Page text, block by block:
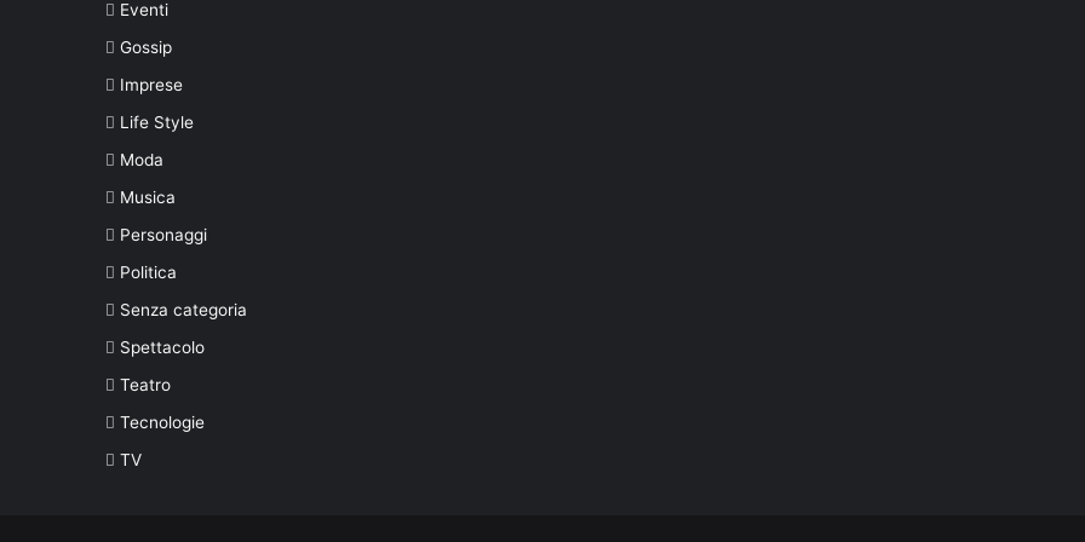
Eventi
Gossip
Imprese
Life Style
Moda
Musica
Personaggi
Politica
Senza categoria
Spettacolo
Teatro
Tecnologie
TV